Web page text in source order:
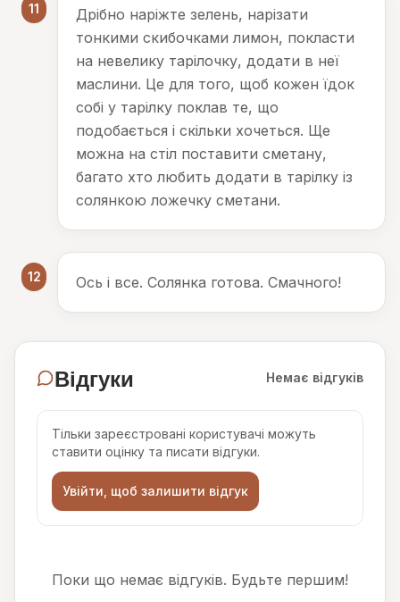
11
Дрібно наріжте зелень, нарізати
тонкими скибочками лимон, покласти
на невелику тарілочку, додати в неї
маслини. Це для того, щоб кожен їдок
собі у тарілку поклав те, що
подобається і скільки хочеться. Ще
можна на стіл поставити сметану,
багато хто любить додати в тарілку із
солянкою ложечку сметани.
12 Ось і все. Солянка готова. Смачного!
Відгуки Немає відгуків
Тільки зареєстровані користувачі можуть
ставити оцінку та писати відгуки.
Увійти, щоб залишити відгук
Поки що немає відгуків. Будьте першим!